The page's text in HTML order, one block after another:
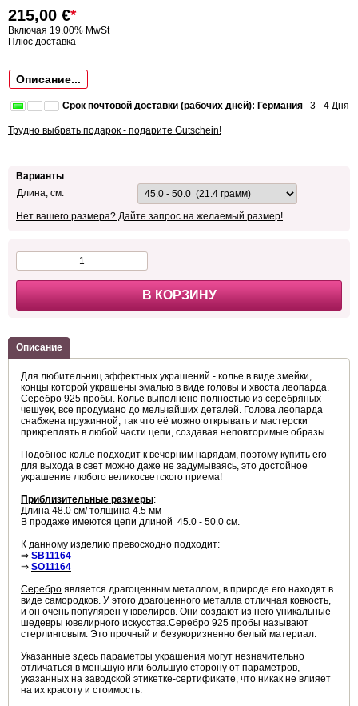
215,00 €*
Включая 19.00% MwSt
Плюс доставка
Описание...
Срок почтовой доставки (рабочих дней): Германия 3 - 4 Дня
Трудно выбрать подарок - подарите Gutschein!
Варианты
Длина, см.
Нет вашего размера? Дайте запрос на желаемый размер!
В КОРЗИНУ
Описание
Для любительниц эффектных украшений - колье в виде змейки,
концы которой украшены эмалью в виде головы и хвоста леопарда.
Серебро 925 пробы. Колье выполнено полностью из серебряных
чешуек, все продумано до мельчайших деталей. Голова леопарда
снабжена пружинной, так что её можно открывать и мастерски
прикреплять в любой части цепи, создавая неповторимые образы.
Подобное колье подходит к вечерним нарядам, поэтому купить его
для выхода в свет можно даже не задумываясь, это достойное
украшение любого великосветского приема!
Приблизительные размеры:
Длина 48.0 см/ толщина 4.5 мм
В продаже имеются цепи длиной 45.0 - 50.0 см.
К данному изделию превосходно подходит:
⇒ SB11164
⇒ SO11164
Серебро является драгоценным металлом, в природе его находят в
виде самородков. У этого драгоценного металла отличная ковкость,
и он очень популярен у ювелиров. Они создают из него уникальные
шедевры ювелирного искусства.Серебро 925 пробы называют
стерлинговым. Это прочный и безукоризненно белый материал.
Указанные здесь параметры украшения могут незначительно
отличаться в меньшую или большую сторону от параметров,
указанных на заводской этикетке-сертификате, что никак не влияет
на их красоту и стоимость.